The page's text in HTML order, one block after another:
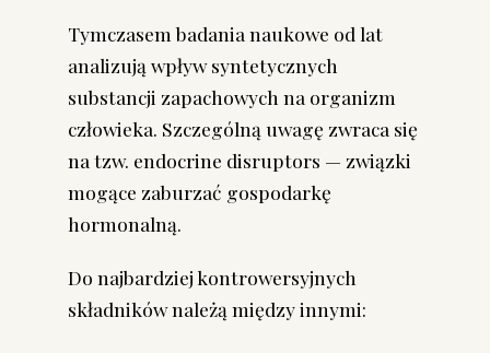
Tymczasem badania naukowe od lat
analizują wpływ syntetycznych
substancji zapachowych na organizm
człowieka. Szczególną uwagę zwraca się
na tzw. endocrine disruptors — związki
mogące zaburzać gospodarkę
hormonalną.
Do najbardziej kontrowersyjnych
składników należą między innymi: